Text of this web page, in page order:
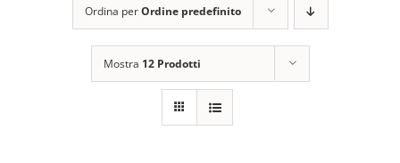
Ordina perOrdine predefinito
Mostra 12 Prodotti